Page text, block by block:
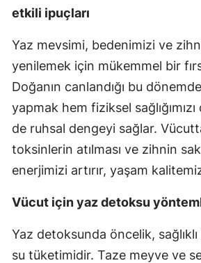
etkili ipuçları
Yaz mevsimi, bedenimizi ve
yenilemek için mükemmel bir
Doğanın canlandığı bu
yapmak hem fiziksel
de ruhsal dengeyi sağlar.
toksinlerin atılması ve zihnin
enerjimizi artırır, yaşam
Vücut için yaz detoksu
Yaz detoksunda öncelik,
su tüketimidir. Taze meyve ve